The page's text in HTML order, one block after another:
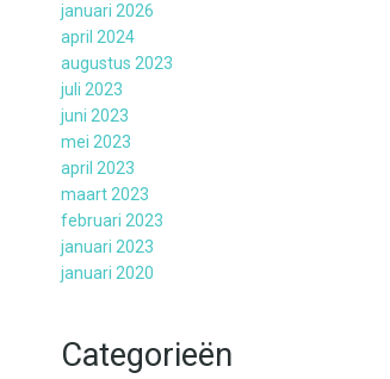
januari 2026
april 2024
augustus 2023
juli 2023
juni 2023
mei 2023
april 2023
maart 2023
februari 2023
januari 2023
januari 2020
Categorieën